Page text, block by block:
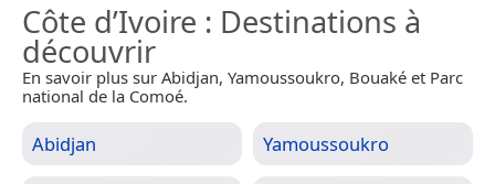
Côte d’Ivoire : Destinations à
découvrir
En savoir plus sur Abidjan, Yamoussoukro, Bouaké et Parc
national de la Comoé.
Abidjan Yamoussoukro